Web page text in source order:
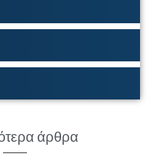
άρθρα